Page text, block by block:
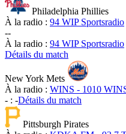
Philadelphia Phillies
À la radio : 94 WIP Sportsradio
--
À la radio : 94 WIP Sportsradio
Détails du match
New York Mets
À la radio : WINS - 1010
- : -Détails du match
Pittsburgh Pirates